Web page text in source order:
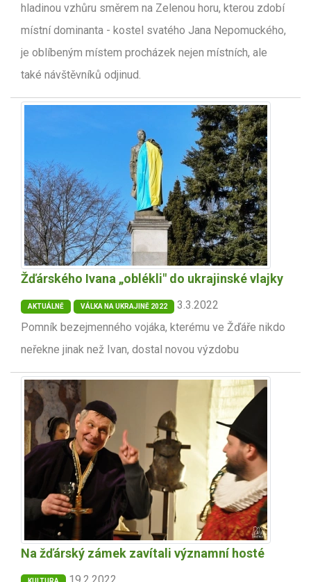
hladinou vzhůru směrem na Zelenou horu, kterou zdobí
místní dominanta - kostel svatého Jana Nepomuckého,
je oblíbeným místem procházek nejen místních, ale
také návštěvníků odjinud.
Žďárského Ivana „oblékli" do ukrajinské vlajky
AKTUÁLNĚ VÁLKA NA UKRAJINĚ 2022
3.3.2022
Pomník bezejmenného vojáka, kterému ve Žďáře nikdo
neřekne jinak než Ivan, dostal novou výzdobu
Na žďárský zámek zavítali významní hosté
19.2.2022